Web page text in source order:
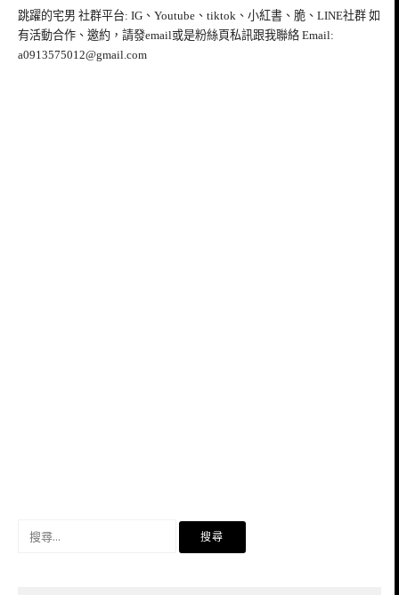
跳躍的宅男 社群平台: IG、Youtube、tiktok、小紅書、脆、LINE社群 如
有活動合作、邀約，請發email或是粉絲頁私訊跟我聯絡 Email:
a0913575012@gmail.com